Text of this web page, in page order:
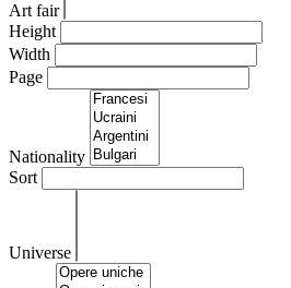
Art fair
Height
Width
Page
Nationality
Sort
Universe